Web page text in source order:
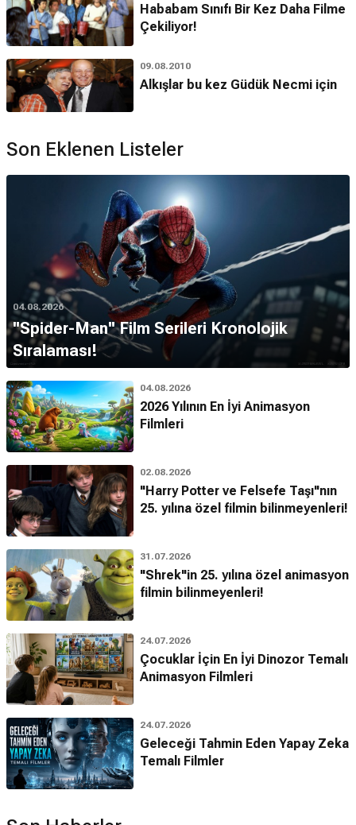
Hababam Sınıfı Bir Kez Daha Filme
Çekiliyor!
09.08.2010
Alkışlar bu kez Güdük Necmi için
Son Eklenen Listeler
04.08.2026
''Spider-Man'' Film Serileri Kronolojik
Sıralaması!
04.08.2026
2026 Yılının En İyi Animasyon
Filmleri
02.08.2026
"Harry Potter ve Felsefe Taşı"nın
25. yılına özel filmin bilinmeyenleri!
31.07.2026
"Shrek"in 25. yılına özel animasyon
filmin bilinmeyenleri!
24.07.2026
Çocuklar İçin En İyi Dinozor Temalı
Animasyon Filmleri
24.07.2026
Geleceği Tahmin Eden Yapay Zeka
Temalı Filmler